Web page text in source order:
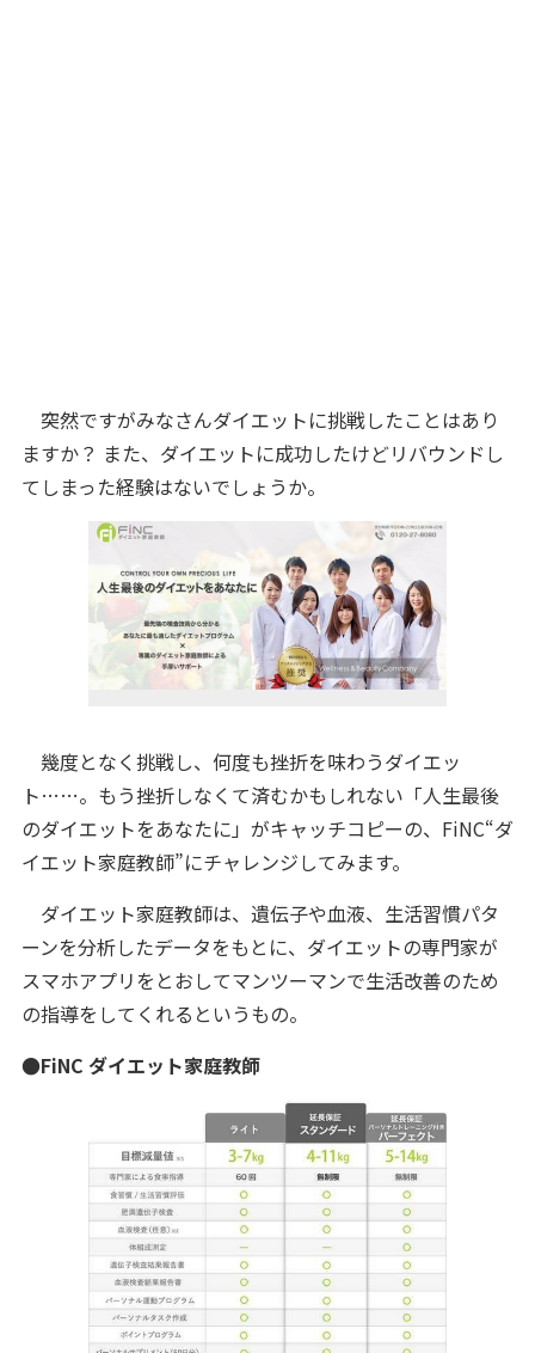
突然ですがみなさんダイエットに挑戦したことはあり
ますか？ また、ダイエットに成功したけどリバウンドし
てしまった経験はないでしょうか。
幾度となく挑戦し、何度も挫折を味わうダイエッ
ト……。もう挫折しなくて済むかもしれない「人生最後
のダイエットをあなたに」がキャッチコピーの、FiNC“ダ
イエット家庭教師”にチャレンジしてみます。
ダイエット家庭教師は、遺伝子や血液、生活習慣パタ
ーンを分析したデータをもとに、ダイエットの専門家が
スマホアプリをとおしてマンツーマンで生活改善のため
の指導をしてくれるというもの。
●FiNC ダイエット家庭教師